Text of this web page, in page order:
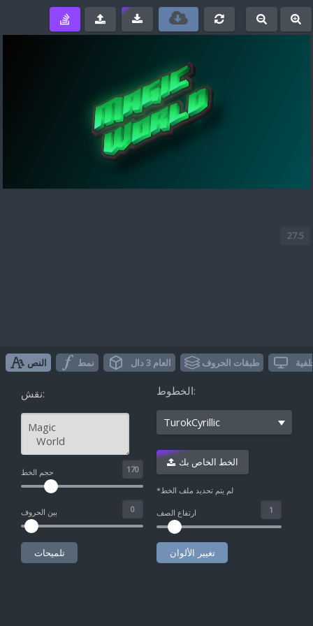
النص نمط العام 3 دال طبقات الحروف
نقش:
حجم الخط
بين الحروف
تلميحات
الخطوط:
TurokCyrillic
^ الخط الخاص بك
*لم يتم تحديد ملف الخط
ارتفاع الصف
تغيير الألوان
e - +